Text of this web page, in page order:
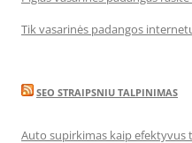
Tik vasarinės padangos
SEO STRAIPSNIU TALPINIMAS
Auto supirkimas kaip